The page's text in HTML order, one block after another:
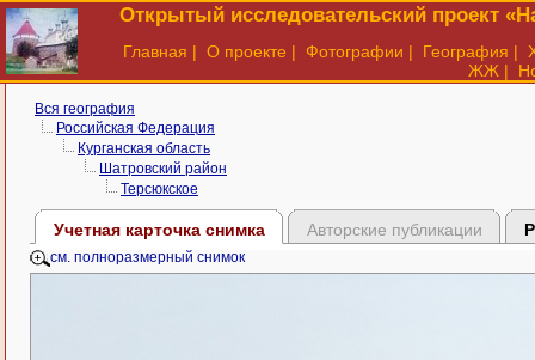
Открытый исследовательский проект
Главная | О проекте | Фотографии | География |
ЖЖ |
Вся география
Российская Федерация
Курганская область
Шатровский район
Терсюкское
Учетная карточка снимка Авторские публикации
см. полноразмерный снимок